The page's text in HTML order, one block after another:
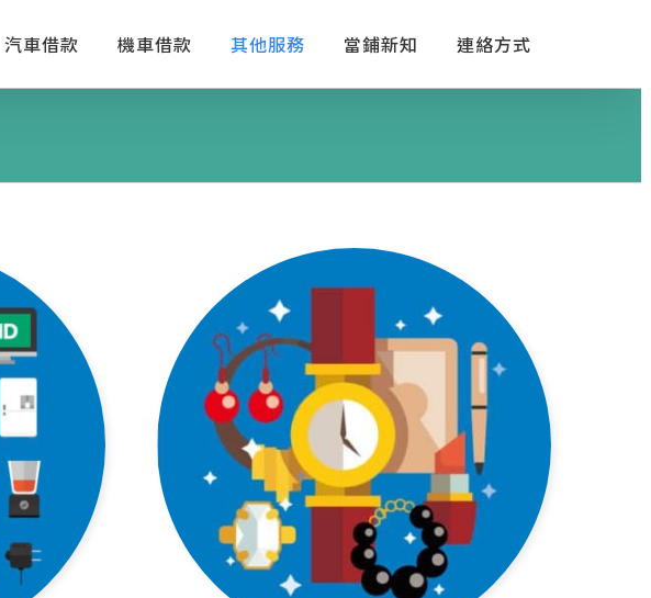
汽車借款 機車借款 其他服務 當鋪新知 連絡方式